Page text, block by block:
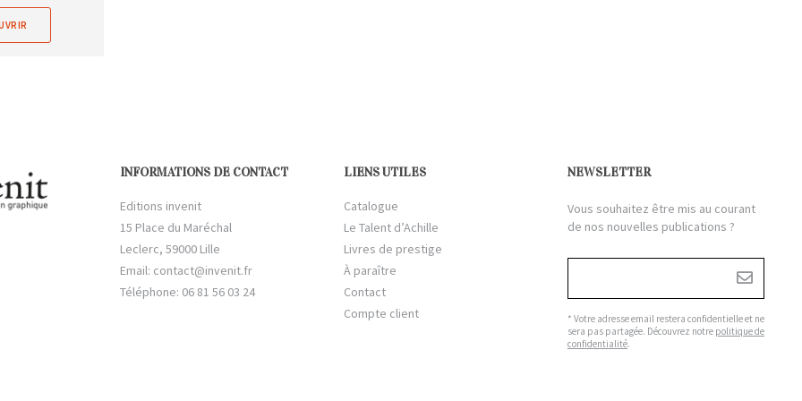
INFORMATIONS DE CONTACT
Editions invenit
15 Place du Maréchal
Leclerc, 59000 Lille
Email: contact@invenit.fr
Téléphone: 06 81 56 03 24
LIENS UTILES
Catalogue
Le Talent d’Achille
Livres de prestige
À paraître
Contact
Compte client
NEWSLETTER
Vous souhaitez être mis au courant
de nos nouvelles publications ?
* Votre adresse email restera confidentielle et ne
sera pas partagée. Découvrez notre politique de
confidentialité.